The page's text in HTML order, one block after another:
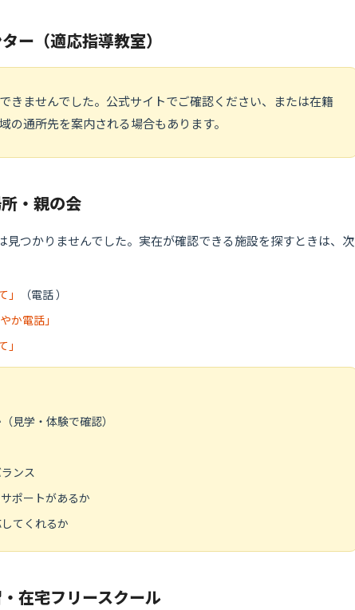
ー（適応指導教室）
きませんでした。公式サイトでご確認ください、または在籍
通所先を案内される場合もあります。
・親の会
つかりませんでした。実在が確認できる施設を探すときは、次
（電話 ）
か電話」
見学・体験で確認）
ンス
ポートがあるか
てくれるか
在宅フリースクール